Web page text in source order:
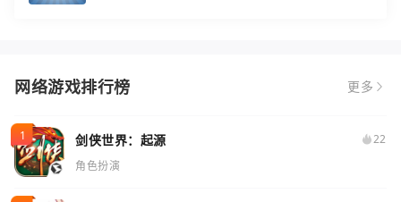
网络游戏排行榜 更多
剑侠世界：起源
22
角色扮演